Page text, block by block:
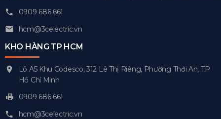
0909 686 661
hcm@3celectric.vn
KHO HÀNG TP HCM
Lô A5 Khu Codesco, 312 Lê Thị Riêng, Phường Thới An, TP
Hồ Chí Minh
0909 686 661
hcm@3celectric.vn